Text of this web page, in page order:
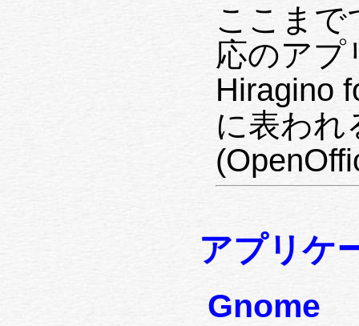
ここまで
応のアプ
Hiragino
に表われ
アプリケ
Gnome